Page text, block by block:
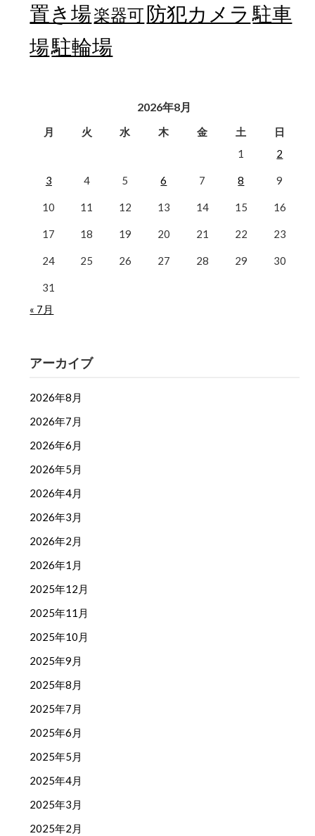
置き場楽器可防犯カメラ 駐車
場駐輪場
2026年8月
月 火 水 木 金 土
日
1
2
3 4 5 6 7 8 9
10 11 12 13 14 15 16
17 18 19 20 21 22 23
24 25 26 27 28 29 30
31
« 7月
アーカイブ
2026年8月
2026年7月
2026年6月
2026年5月
2026年4月
2026年3月
2026年2月
2026年1月
2025年12月
2025年11月
2025年10月
2025年9月
2025年8月
2025年7月
2025年6月
2025年5月
2025年4月
2025年3月
2025年2月